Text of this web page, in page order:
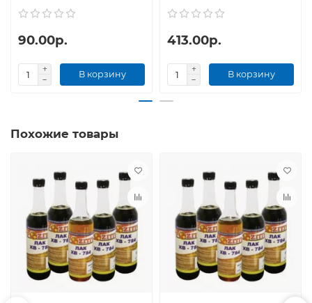
90.00р.
В корзину
413.00р.
В корзину
Похожие товары